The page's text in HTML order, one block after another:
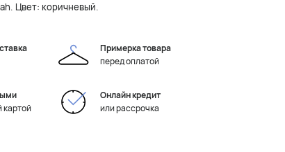
Цвет: коричневый.
Примерка товара
перед оплатой
картой
Онлайн кредит
или рассрочка